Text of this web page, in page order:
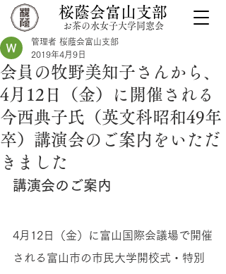
桜蔭会富山支部
お茶の水女子大学同窓会
会員の牧野美知子さんから、
4月12日（金）に開催される
今西典子氏（英文科昭和49年
卒）講演会のご案内をいただ
きました
管理者 桜蔭会富山支部
2019年4月9日
講演会のご案内
4月12日（金）に富山国際会議場で開催
される富山市の市民大学開校式・特別